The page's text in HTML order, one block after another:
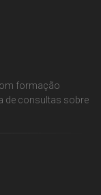
formação
de consultas sobre